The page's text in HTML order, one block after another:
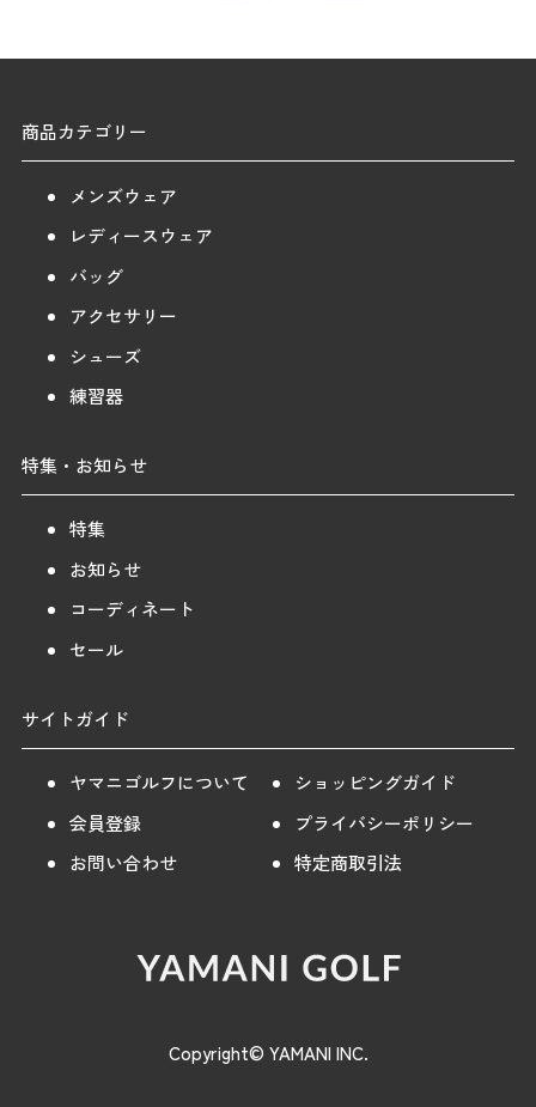
商品カテゴリー
メンズウェア
レディースウェア
バッグ
アクセサリー
シューズ
練習器
特集・お知らせ
特集
お知らせ
コーディネート
セール
サイトガイド
ヤマニゴルフについて
ショッピングガイド
会員登録
プライバシーポリシー
お問い合わせ
特定商取引法
Copyright© YAMANI INC.